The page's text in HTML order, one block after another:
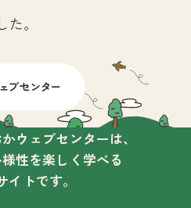
。
ウェブセンターは、
性を楽しく学べる
イトです。